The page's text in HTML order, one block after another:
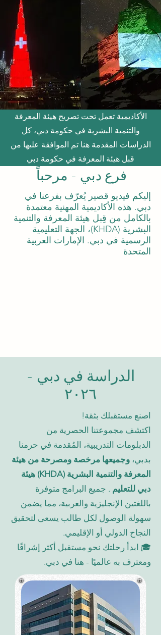
الأكاديمية تعمل تحت تصريح هيئة المعرفة
والتنمية البشرية في حكومة دبي، كل
الدراسات المقدمة هنا تم الموافقة عليها من
قبل هيئة المعرفة في حكومة دبي
فرع دبي - مرحباً
إليكم فيديو قصير يُعرّف بفرعنا في
دبي. هذه الأكاديمية المهنية معتمدة
بالكامل من قِبل هيئة المعرفة والتنمية
البشرية (KHDA)، الجهة التعليمية
الرسمية في دبي. الإمارات العربية
المتحدة
الدراسة في دبي -
٢٠٢٦
اصنع مستقبلك بثقة!
اكتشف مجموعتنا الحصرية من
الدبلومات التدريبية، المُقدمة في حرمنا
بدبي، وجميعها مرخصة ومصرحة من هيئة
المعرفة والتنمية البشرية (KHDA) هيئة
دبي للتعليم . جميع البرامج متوفرة
باللغتين الإنجليزية والعربية، مما يضمن
سهولة الوصول لكل طالب يسعى لتحقيق
النجاح الدولي أو الإقليمي.
🎓 ابدأ رحلتك نحو مستقبل أكثر إشراقًا
ومعترف به عالميًا - هنا في دبي.